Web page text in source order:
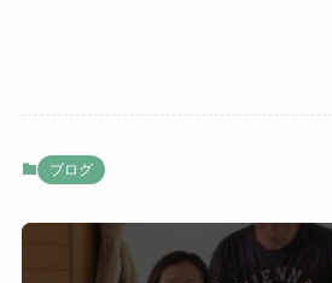
ブログ